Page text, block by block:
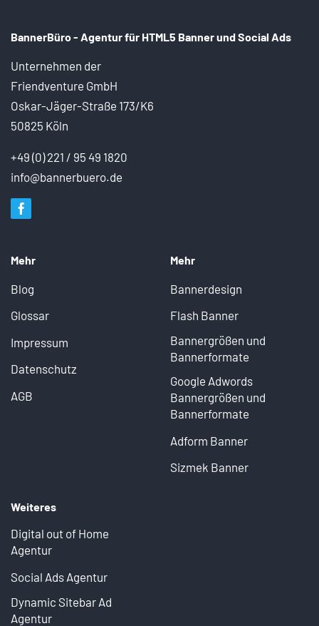
BannerBüro - Agentur für HTML5 Banner undSocial Ads
Unternehmen der
Friendventure GmbH
Oskar-Jäger-Straße 173/K6
50825 Köln
+49 (0) 221 / 95 49 1820
info@bannerbuero.de
Mehr
Blog
Glossar
Impressum
Datenschutz
AGB
Mehr
Bannerdesign
Flash Banner
Bannergrößen und
Bannerformate
Google Adwords
Bannergrößen und
Bannerformate
Adform Banner
Sizmek Banner
Weiteres
Digital out of Home
Agentur
Social Ads Agentur
Dynamic Sitebar Ad
Agentur